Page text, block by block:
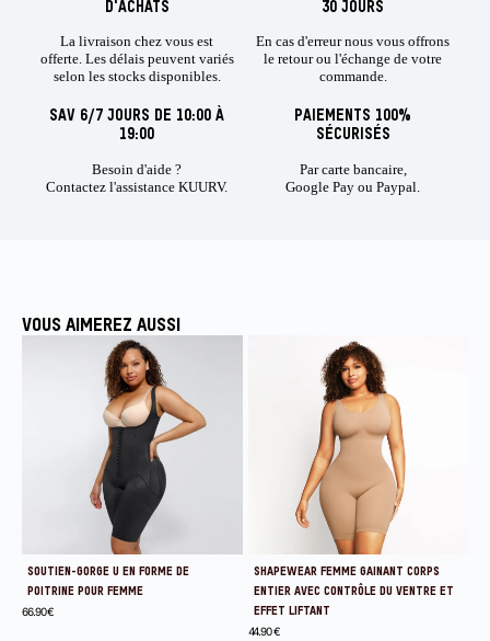
D'ACHATS
La livraison chez vous est
offerte. Les délais peuvent variés
selon les stocks disponibles.
30 JOURS
En cas d'erreur nous vous offrons
le retour ou l'échange de votre
commande.
SAV 6/7 JOURS DE 10:00 À
19:00
Besoin d'aide ?
Contactez l'assistance KUURV.
PAIEMENTS 100%
SÉCURISÉS
Par carte bancaire,
Google Pay ou Paypal.
VOUS AIMEREZ AUSSI
SOUTIEN-GORGE U EN FORME DE
POITRINE POUR FEMME
66.90€
SHAPEWEAR FEMME GAINANT CORPS
ENTIER AVEC CONTRÔLE DU VENTRE ET
EFFET LIFTANT
44.90€